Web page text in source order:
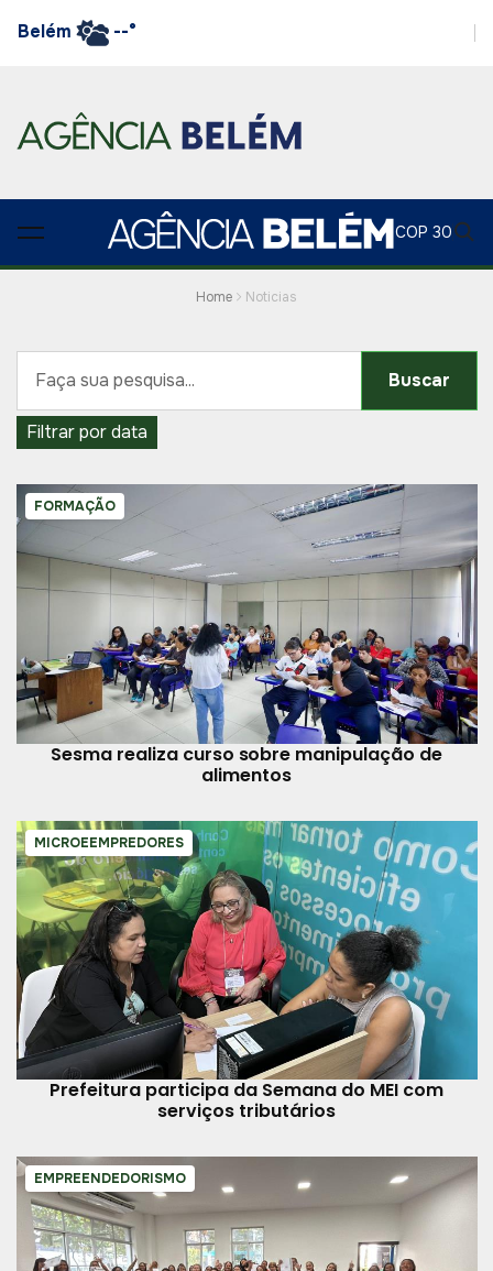
Belém --°
COP 30
Home Noticias
Buscar
Filtrar por data
FORMAÇÃO
Sesma realiza curso sobre manipulação de
alimentos
MICROEEMPREDORES
Prefeitura participa da Semana do MEI com
serviços tributários
EMPREENDEDORISMO